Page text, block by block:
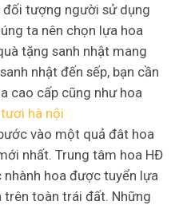
đối tượng người sử dụng
ta nên chọn lựa hoa
tặng sanh nhật mang
nhật đến sếp, bạn cần
cao cấp cũng như hoa
hà nội
vào một quả đât hoa
nhất. Trung tâm hoa HĐ
hoa được tuyển lựa
trên toàn trái đất. Những